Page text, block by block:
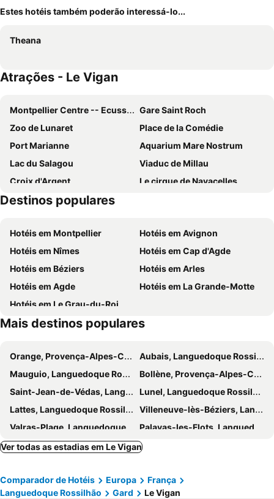
Estes hotéis também poderão interessá-lo...
Theana
Atrações - Le Vigan
Montpellier Centre -- Ecusson
Gare Saint Roch
Zoo de Lunaret
Place de la Comédie
Port Marianne
Aquarium Mare Nostrum
Lac du Salagou
Viaduc de Millau
Croix d'Argent
Le cirque de Navacelles
Observatoire du Mont Aigoual
Train à vapeur des Cévennes
La Bambouseraie
Aven Armand
Gorges de la Jonte
Opéra Comédie
La Mosson
Destinos populares
Hotéis em Montpellier
Hotéis em Avignon
Hotéis em Nîmes
Hotéis em Cap d'Agde
Hotéis em Béziers
Hotéis em Arles
Hotéis em Agde
Hotéis em La Grande-Motte
Hotéis em Le Grau-du-Roi
Mais destinos populares
Orange, Provença-Alpes-Costa Azul Hotéis
Aubais, Languedoque Rossilhão Hotéis
Mauguio, Languedoque Rossilhão Hotéis
Bollène, Provença-Alpes-Costa Azul Hotéis
Saint-Jean-de-Védas, Languedoque Rossilhão Hotéis
Lunel, Languedoque Rossilhão Hotéis
Lattes, Languedoque Rossilhão Hotéis
Villeneuve-lès-Béziers, Languedoque Rossilhão Hotéis
Valras-Plage, Languedoque Rossilhão Hotéis
Palavas-les-Flots, Languedoque Rossilhão Hotéis
Saintes-Maries-de-la-Mer, Provença-Alpes-Costa Azul Hotéis
Frontignan, Languedoque Rossilhão Hotéis
Rodez, Médios Pirinéus Hotéis
Aigues-Mortes, Languedoque Rossilhão Hotéis
Ver todas as estadias em Le Vigan
Comparador de Hotéis Europa
França
Languedoque Rossilhão
Gard Le Vigan